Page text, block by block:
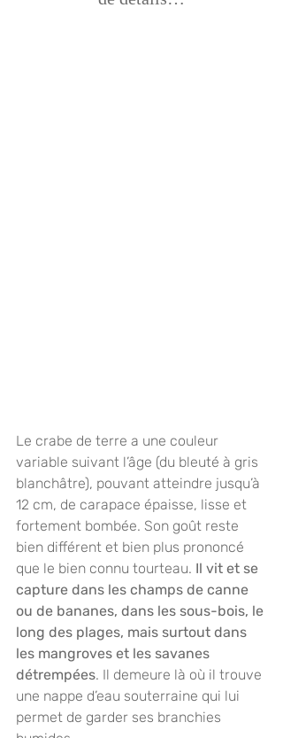
Le crabe de terre a une couleur
variable suivant l’âge (du bleuté à gris
blanchâtre), pouvant atteindre jusqu’à
12 cm, de carapace épaisse, lisse et
fortement bombée. Son goût reste
bien différent et bien plus prononcé
que le bien connu tourteau. Il vit et se
capture dans les champs de canne
ou de bananes, dans les sous-bois, le
long des plages, mais surtout dans
les mangroves et les savanes
détrempées. Il demeure là où il trouve
une nappe d’eau souterraine qui lui
permet de garder ses branchies